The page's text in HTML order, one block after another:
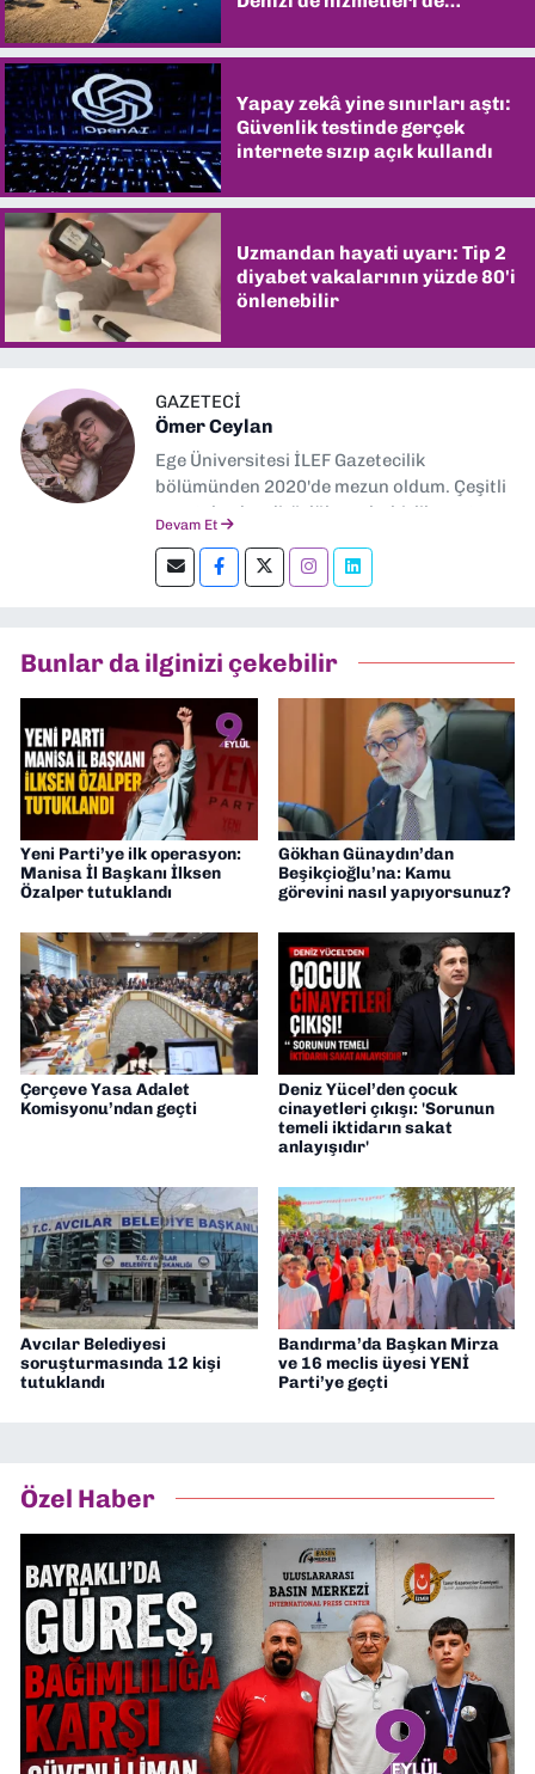
Yapay zekâ yine sınırları aştı:
Güvenlik testinde gerçek
internete sızıp açık kullandı
Uzmandan hayati uyarı: Tip 2
diyabet vakalarının yüzde 80'i
önlenebilir
GAZETECİ
Ömer Ceylan
Ege Üniversitesi İLEF Gazetecilik
bölümünden 2020'de mezun oldum. Çeşitli
gazetelerde editörlük, muhabirlik yaptım.
editörlük yapıyorum.
Devam Et
Bunlar da ilginizi çekebilir
Yeni Parti’ye ilk operasyon:
Manisa İl Başkanı İlksen
Özalper tutuklandı
Gökhan Günaydın’dan
Beşikçioğlu’na: Kamu
görevini nasıl yapıyorsunuz?
Çerçeve Yasa Adalet
Komisyonu’ndan geçti
Deniz Yücel’den çocuk
cinayetleri çıkışı: 'Sorunun
temeli iktidarın sakat
anlayışıdır'
Avcılar Belediyesi
soruşturmasında 12 kişi
tutuklandı
Bandırma’da Başkan Mirza
ve 16 meclis üyesi YENİ
Parti’ye geçti
Özel Haber